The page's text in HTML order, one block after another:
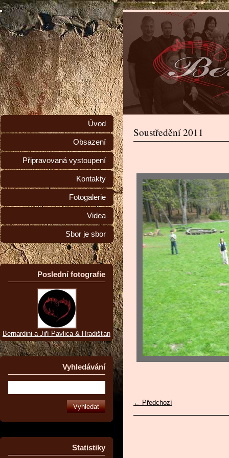
Soustředění 2011
← Předchozí
Úvod
Obsazení
Připravovaná vystoupení
Kontakty
Fotogalerie
Videa
Sbor je sbor
Poslední fotografie
Bernardini a Jiří Pavlica & Hradišťan
Vyhledávání
Statistiky